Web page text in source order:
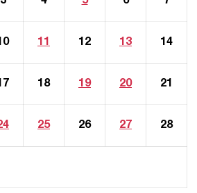
11 12 13 14
18 19 20 21
25 26 27 28